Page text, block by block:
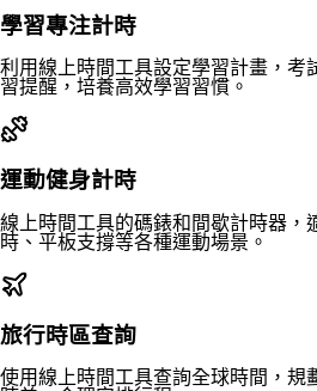
學習專注計時
利用線上時間工具設定學習計畫，考
習提醒，培養高效學習習慣。
運動健身計時
線上時間工具的碼錶和間歇計時器，
時、平板支撐等各種運動場景。
旅行時區查詢
使用線上時間工具查詢全球時間，規